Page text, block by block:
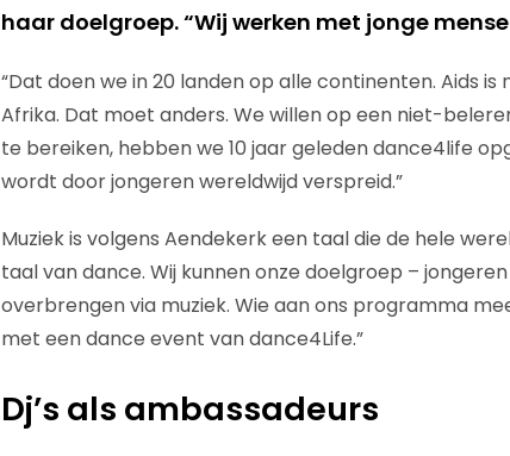
haar doelgroep. “Wij werken met jonge
“Dat doen we in 20 landen op alle continenten. Aids
Afrika. Dat moet anders. We willen op een niet-
te bereiken, hebben we 10 jaar geleden dance4life
wordt door jongeren wereldwijd verspreid.”
Muziek is volgens Aendekerk een taal die de hele
taal van dance. Wij kunnen onze doelgroep –
overbrengen via muziek. Wie aan ons programma
met een dance event van dance4Life.”
Dj’s als ambassadeurs